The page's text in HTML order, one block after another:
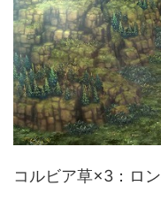
コルビア草×3：ロ